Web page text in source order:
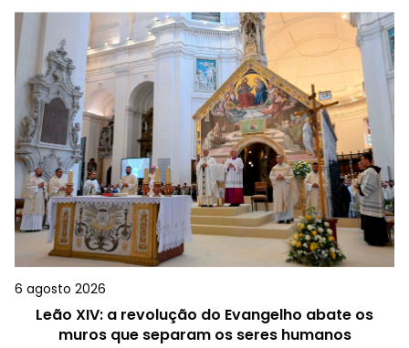
6 agosto 2026
Leão XIV: a revolução do Evangelho abate os
muros que separam os seres humanos